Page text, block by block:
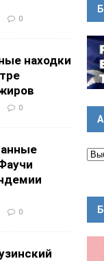
0
находки
0
0